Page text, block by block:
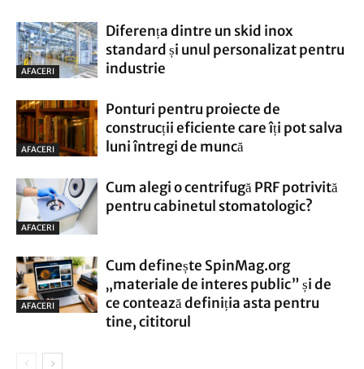
AFACERI
Diferența dintre un skid inox
standard și unul personalizat pentru
industrie
AFACERI
Ponturi pentru proiecte de
construcții eficiente care îți pot salva
luni întregi de muncă
AFACERI
Cum alegi o centrifugă PRF potrivită
pentru cabinetul stomatologic?
AFACERI
Cum definește SpinMag.org
„materiale de interes public” și de
ce contează definiția asta pentru
tine, cititorul